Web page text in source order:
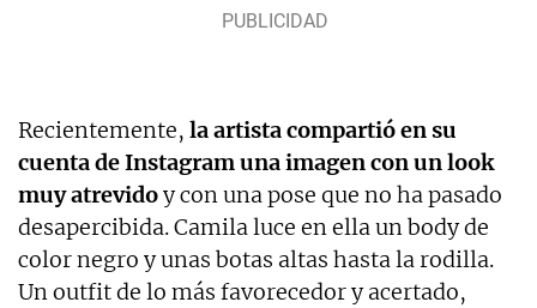
Recientemente, la artista compartió en su
cuenta de Instagram una imagen con un look
muy atrevidoy con una pose que no ha pasado
desapercibida. Camila luce en ella un body de
color negro y unas botas altas hasta la rodilla.
Un outfit de lo más favorecedor y acertado,